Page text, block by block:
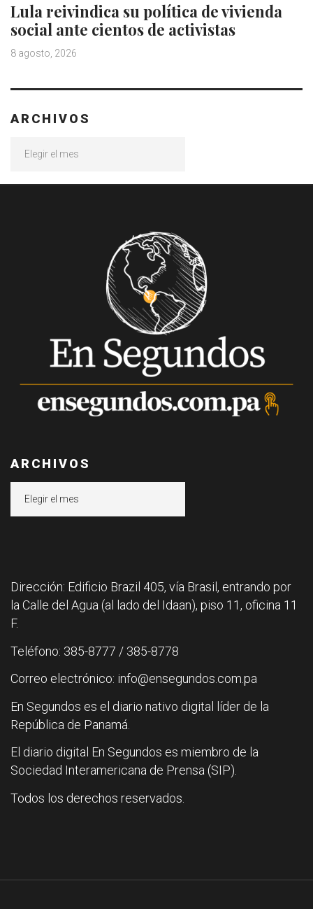
Lula reivindica su política de vivienda
social ante cientos de activistas
8 agosto, 2026
ARCHIVOS
ARCHIVOS
Dirección: Edificio Brazil 405, vía Brasil, entrando por
la Calle del Agua (al lado del Idaan), piso 11, oficina 11
F.
Teléfono: 385-8777 / 385-8778
Correo electrónico: info@ensegundos.com.pa
En Segundos es el diario nativo digital líder de la
República de Panamá.
El diario digital En Segundos es miembro de la
Sociedad Interamericana de Prensa (SIP).
Todos los derechos reservados.